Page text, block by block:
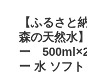
【ふるさと
森の天然水
ー
ー 水 ソフ